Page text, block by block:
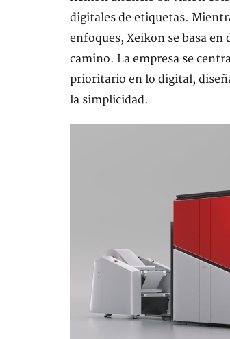
digitales de etiquetas.
enfoques, Xeikon se basa
camino. La empresa se
prioritario en lo digital,
la simplicidad.